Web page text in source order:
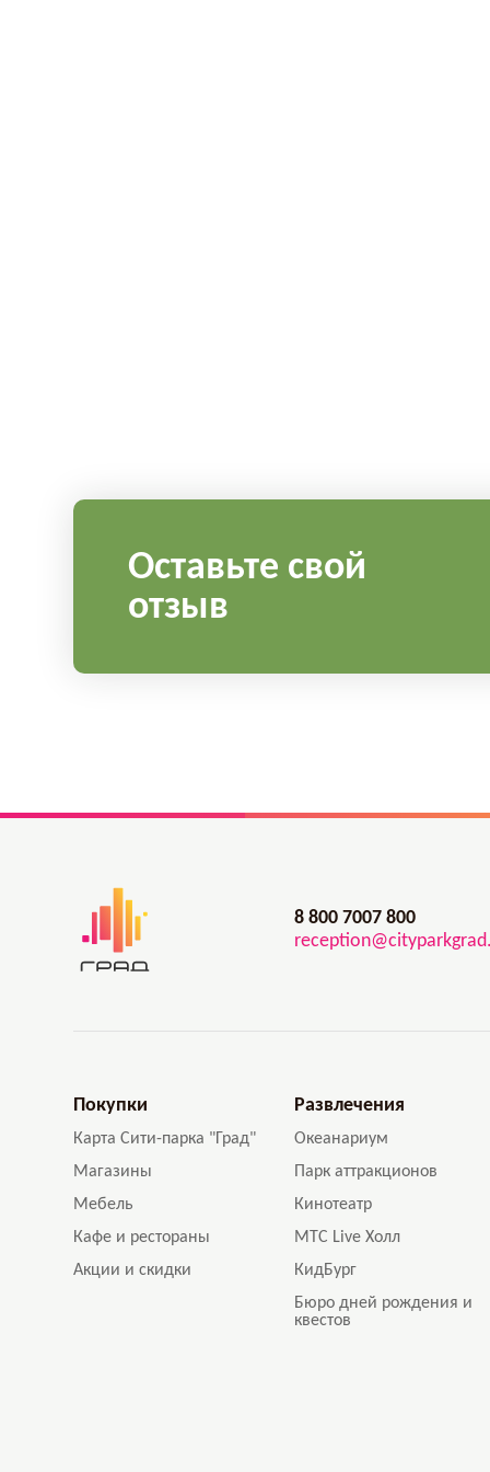
Оставьте свой
отзыв
8 800 7007 800
Покупки
Карта Сити-парка "Град"
Магазины
Мебель
Кафе и рестораны
Акции и скидки
Развлечения
Океанариум
Парк аттракционов
Кинотеатр
МТС Live Холл
КидБург
Бюро дней рождения и
квестов